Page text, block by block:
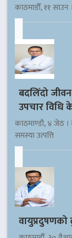
काठमाडौँ, ११ साउन
बदलिँदो
उपचार विधि
काठमाण्डौ, ४ जेठ
समस्या उत्पत्ति
वायुप्रदुषणको